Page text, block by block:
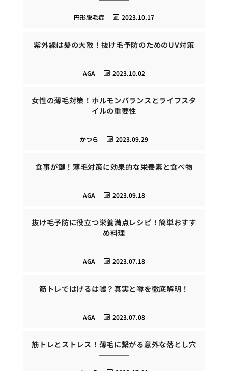
2023.10.17
円形脱毛症
紫外線は髪の大敵！抜け毛予防のためのUV対策
2023.10.02
AGA
女性の薄毛対策！ホルモンバランスとライフスタ
イルの重要性
2023.09.29
かつら
食事が鍵！薄毛対策に効果的な栄養素と食べ物
2023.09.18
AGA
抜け毛予防に役立つ栄養満点レシピ！簡単おすす
め料理
2023.07.18
AGA
筋トレではげるは嘘？真実と噂を徹底解明！
2023.07.08
AGA
筋トレとストレス！薄毛に繋がる意外な落とし穴